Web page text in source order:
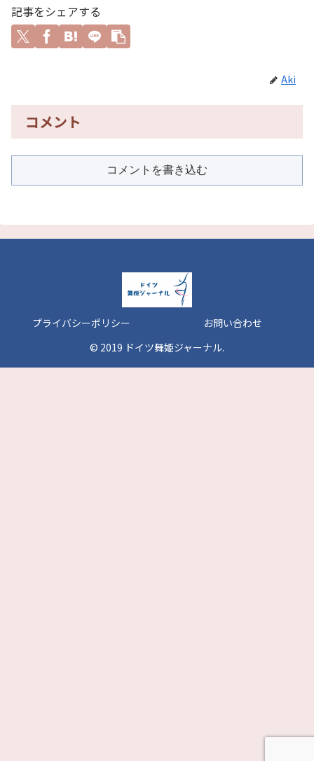
記事をシェアする
Aki
コメント
コメントを書き込む
プライバシーポリシー
お問い合わせ
© 2019 ドイツ舞姫ジャーナル.